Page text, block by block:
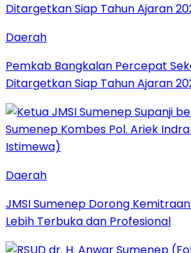
Daerah
Pemkab Bangkalan Percepat
Ditargetkan Siap Tahun Ajaran
Daerah
JMSI Sumenep Dorong
Lebih Terbuka dan Profesional